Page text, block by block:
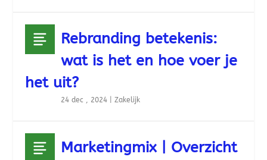
Rebranding betekenis:
wat is het en hoe voer je
het uit?
24 dec , 2024 |Zakelijk
Marketingmix | Overzicht